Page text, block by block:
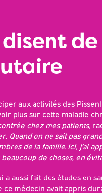
disent
aux activités des
plus sur cette maladie
chez mes patients,
Quand on ne sait pas
de la famille. Ici, j’ai
de choses, en
a aussi fait des études en
ce médecin avait appris